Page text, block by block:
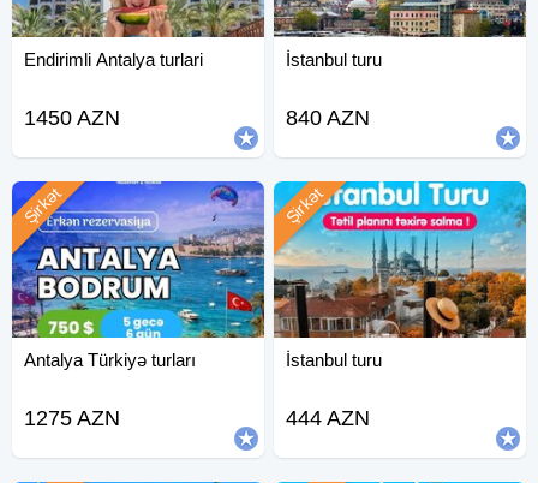
Endirimli Antalya turlari
1450 AZN
İstanbul turu
840 AZN
Antalya Türkiyə turları
Şirkət
1275 AZN
İstanbul turu
Şirkət
444 AZN